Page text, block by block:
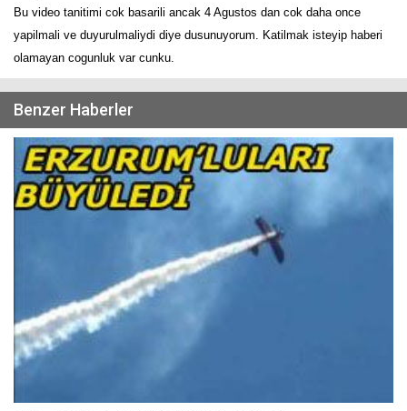
Bu video tanitimi cok basarili ancak 4 Agustos dan cok daha once
yapilmali ve duyurulmaliydi diye dusunuyorum. Katilmak isteyip haberi
olamayan cogunluk var cunku.
Benzer Haberler